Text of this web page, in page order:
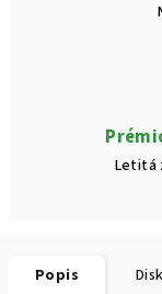
Letitá
Popis